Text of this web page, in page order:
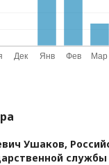
Ушаков,